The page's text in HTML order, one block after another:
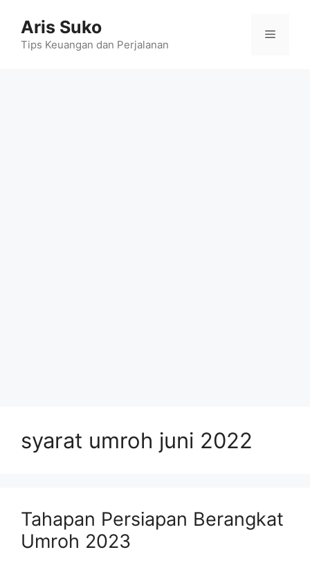
content
Aris Suko
Tips Keuangan dan Perjalanan
Menu
syarat umroh juni 2022
Tahapan Persiapan Berangkat
Umroh 2023